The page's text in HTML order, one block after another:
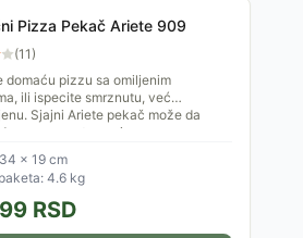
Pizza Pekač Ariete 909
(11)
domaću pizzu sa omiljenim
ili ispecite smrznutu, već
Sjajni Ariete pekač može da
smrznuta peciva.
× 19 cm
4.6 kg
RSD